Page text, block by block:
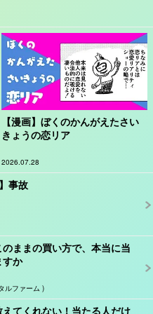
【漫画】ぼくのかんがえたさい
きょうの恋リア
2026.07.28
事故
のままの買い方で、本当に当
すか
ルファーム )
てくれない！当たる人だけ